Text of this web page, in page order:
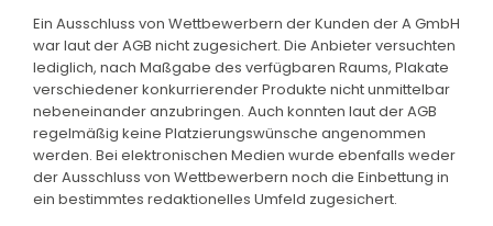
Ein Ausschluss von Wettbewerbern der Kunden der A GmbH
war laut der AGB nicht zugesichert. Die Anbieter versuchten
lediglich, nach Maßgabe des verfügbaren Raums, Plakate
verschiedener konkurrierender Produkte nicht unmittelbar
nebeneinander anzubringen. Auch konnten laut der AGB
regelmäßig keine Platzierungswünsche angenommen
werden. Bei elektronischen Medien wurde ebenfalls weder
der Ausschluss von Wettbewerbern noch die Einbettung in
ein bestimmtes redaktionelles Umfeld zugesichert.